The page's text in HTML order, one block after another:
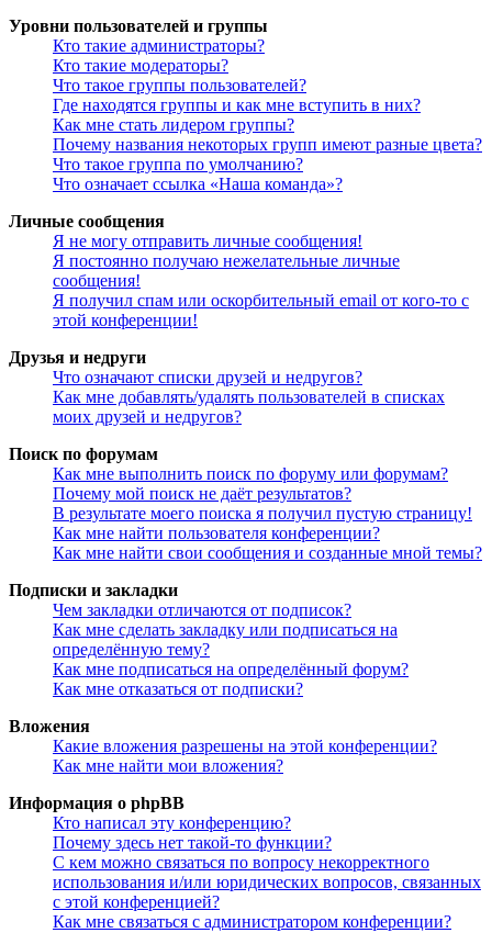
Уровни пользователей и группы
Кто такие администраторы?
Кто такие модераторы?
Что такое группы пользователей?
Где находятся группы и как мне вступить в них?
Как мне стать лидером группы?
Почему названия некоторых групп имеют разные цвета?
Что такое группа по умолчанию?
Что означает ссылка «Наша команда»?
Личные сообщения
Я не могу отправить личные сообщения!
Я постоянно получаю нежелательные личные
сообщения!
Я получил спам или оскорбительный email от кого-то с
этой конференции!
Друзья и недруги
Что означают списки друзей и недругов?
Как мне добавлять/удалять пользователей в списках
моих друзей и недругов?
Поиск по форумам
Как мне выполнить поиск по форуму или форумам?
Почему мой поиск не даёт результатов?
В результате моего поиска я получил пустую страницу!
Как мне найти пользователя конференции?
Как мне найти свои сообщения и созданные мной темы?
Подписки и закладки
Чем закладки отличаются от подписок?
Как мне сделать закладку или подписаться на
определённую тему?
Как мне подписаться на определённый форум?
Как мне отказаться от подписки?
Вложения
Какие вложения разрешены на этой конференции?
Как мне найти мои вложения?
Информация о phpBB
Кто написал эту конференцию?
Почему здесь нет такой-то функции?
С кем можно связаться по вопросу некорректного
использования и/или юридических вопросов, связанных
с этой конференцией?
Как мне связаться с администратором конференции?